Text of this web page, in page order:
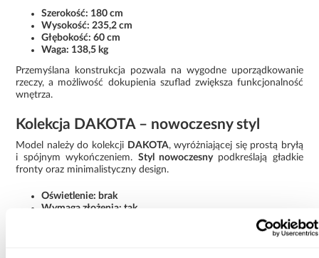
Szerokość: 180 cm
Wysokość: 235,2 cm
Głębokość: 60 cm
Waga: 138,5 kg
Przemyślana konstrukcja pozwala na wygodne uporządkowanie
rzeczy, a możliwość dokupienia szuflad zwiększa funkcjonalność
wnętrza.
Kolekcja DAKOTA – nowoczesny styl
Model należy do kolekcji DAKOTA, wyróżniającej się prostą bryłą
i spójnym wykończeniem. Styl nowoczesnypodkreślają gładkie
fronty oraz minimalistyczny design.
Oświetlenie: brak
Wymaga złożenia: tak
Szafa DAKOTA 8-180 (60) kaszmir to praktyczne rozwiązanie,